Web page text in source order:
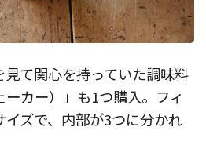
て関心を持っていた調味料
ーカー）」も1つ購入。フィ
ズで、内部が3つに分かれ